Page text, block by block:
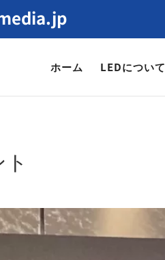
ホーム LEDについて